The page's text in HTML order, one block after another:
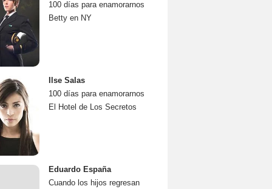
100 días para enamorarnos
Betty en NY
Ilse Salas
100 días para enamorarnos
El Hotel de Los Secretos
Eduardo España
Cuando los hijos regresan